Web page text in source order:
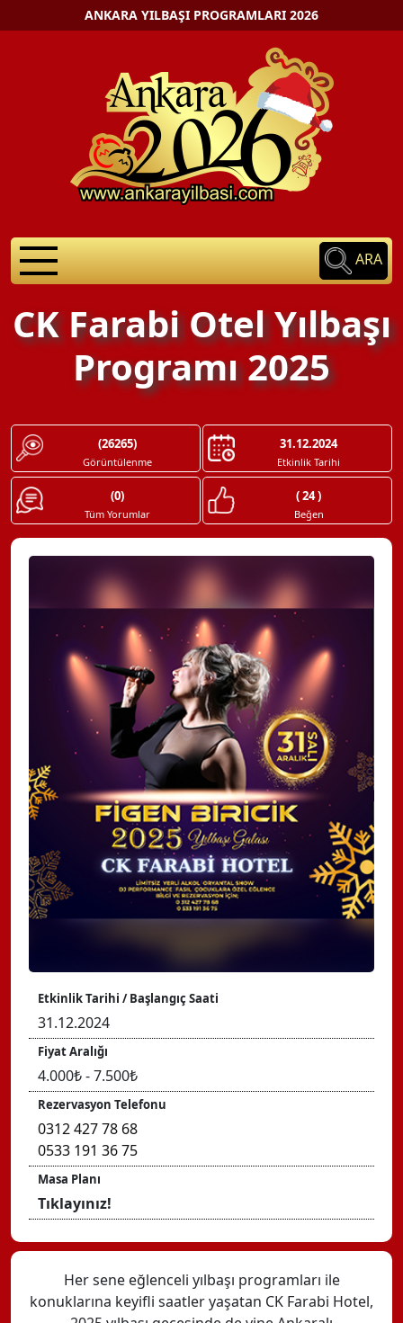
ANKARA YILBAŞI PROGRAMLARI 2026
ARA
CK Farabi Otel Yılbaşı
Programı 2025
(26265)
Görüntülenme
31.12.2024
Etkinlik Tarihi
(0)
Tüm Yorumlar
( 24 )
Beğen
Etkinlik Tarihi / Başlangıç Saati
31.12.2024
Fiyat Aralığı
4.000₺ - 7.500₺
Rezervasyon Telefonu
0312 427 78 68
0533 191 36 75
Masa Planı
Tıklayınız!
Her sene eğlenceli yılbaşı programları ile
konuklarına keyifli saatler yaşatan CK Farabi Hotel,